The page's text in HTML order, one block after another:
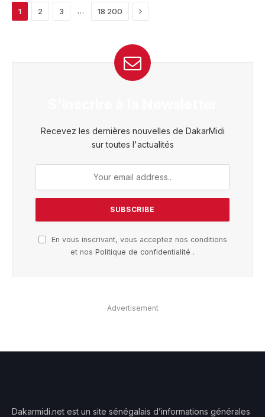
1 2 3 … 18 200 Next
Recevez les dernières nouvelles de DakarMidi
sur toutes l'actualités
En vous inscrivant, vous acceptez nos conditions
et nos Politique de confidentialité .
Advertisement
Dakarmidi.net est un site sénégalais d’informations générales